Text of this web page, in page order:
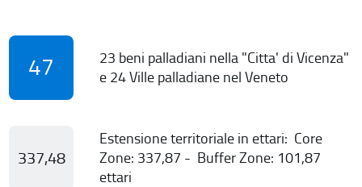
47
23 beni palladiani nella "Citta' di Vicenza"
e 24 Ville palladiane nel Veneto
337,48
Estensione territoriale in ettari: Core
Zone: 337,87 - Buffer Zone: 101,87
ettari